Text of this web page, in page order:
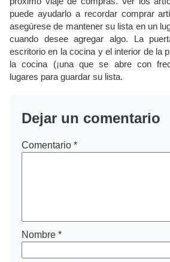
puede ayudarlo a recordar comprar
asegúrese de mantener su lista en un
cuando desee agregar algo. La
escritorio en la cocina y el interior de la
la cocina (¡una que se abre con
lugares para guardar su lista.
Dejar un comentario
Comentario *
Nombre *